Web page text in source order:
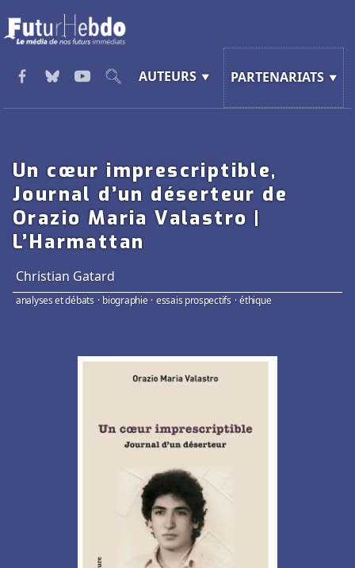
AUTEURS PARTENARIATS
Un cœur imprescriptible,
Journal d’un déserteur de
Orazio Maria Valastro |
L’Harmattan
Christian Gatard
analyses et débats · biographie · essais prospectifs · éthique